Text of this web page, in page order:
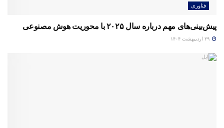
فناوری
پیش‌بینی‌های مهم درباره سال ۲۰۲۵ با محوریت هوش مصنوعی